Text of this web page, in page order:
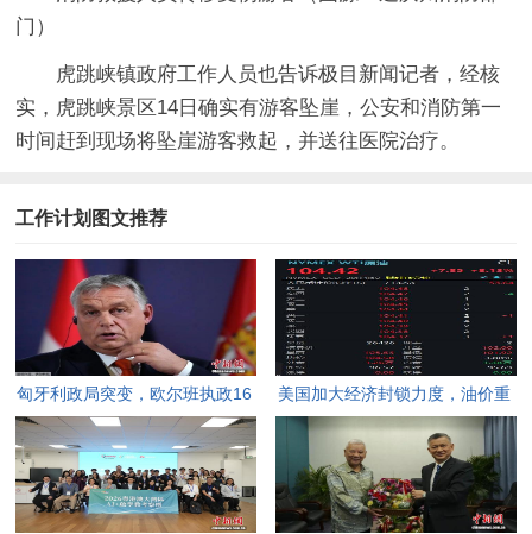
门）
虎跳峡镇政府工作人员也告诉极目新闻记者，经核
实，虎跳峡景区14日确实有游客坠崖，公安和消防第一
时间赶到现场将坠崖游客救起，并送往医院治疗。
工作计划图文推荐
匈牙利政局突变，欧尔班执政16
年终结。
美国加大经济封锁力度，油价重
返100美元高点，黄金价格急
跌，日韩主要股指开盘走低。